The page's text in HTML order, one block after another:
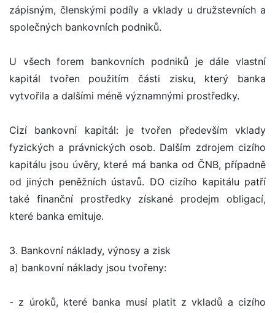
zápisným, členskými podíly a vklady u družstevních a
společných bankovních podniků.
U všech forem bankovních podniků je dále vlastní
kapitál tvořen použitím části zisku, který banka
vytvořila a dalšími méně významnými prostředky.
Cizí bankovní kapitál: je tvořen především vklady
fyzických a právnických osob. Dalším zdrojem cizího
kapitálu jsou úvěry, které má banka od ČNB, případně
od jiných peněžních ústavů. DO cizího kapitálu patří
také finanční prostředky získané prodejm obligací,
které banka emituje.
3. Bankovní náklady, výnosy a zisk
a) bankovní náklady jsou tvořeny:
- z úroků, které banka musí platit z vkladů a cizího